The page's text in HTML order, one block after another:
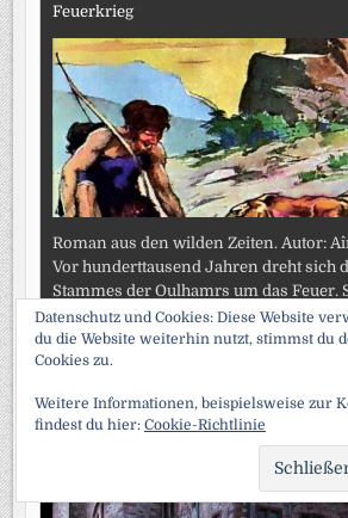
Feuerkrieg
Roman aus den wilden Zeiten. Autor:
Vor hunderttausend Jahren dreht sich
Stammes der Oulhamrs um das Feuer.
der Lage, die[...]
Geistergeschichten eines Antiquars
Datenschutz und Cookies: Diese Website
du die Website weiterhin nutzt, stimmst du
Cookies zu.
Weitere Informationen, beispielsweise zur
findest du hier: Cookie-Richtlinie